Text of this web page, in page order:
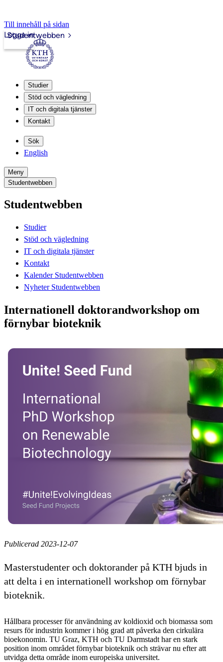
Till innehåll på sidan
Studentwebben
Logga in
Studier
Stöd och vägledning
IT och digitala tjänster
Kontakt
Sök
English
Meny
Studentwebben
Studentwebben
Studier
Stöd och vägledning
IT och digitala tjänster
Kontakt
Kalender Studentwebben
Nyheter Studentwebben
Internationell doktorandworkshop om
förnybar bioteknik
Publicerad 2023-12-07
Masterstudenter och doktorander på KTH bjuds in
att delta i en internationell workshop om förnybar
bioteknik.
Hållbara processer för användning av koldioxid och biomassa som
resurs för industrin kommer i hög grad att påverka den cirkulära
bioekonomin. TU Graz, KTH och TU Darmstadt har en stark
position inom området förnybar bioteknik och strävar nu efter att
utvidga detta område inom europeiska universitet.